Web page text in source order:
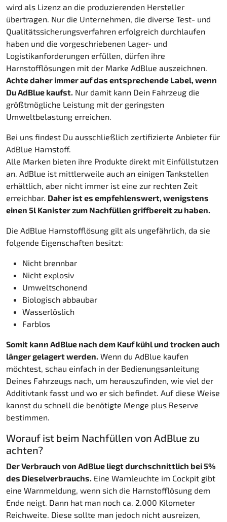
wird als Lizenz an die produzierenden Hersteller
übertragen. Nur die Unternehmen, die diverse Test- und
Qualitätssicherungsverfahren erfolgreich durchlaufen
haben und die vorgeschriebenen Lager- und
Logistikanforderungen erfüllen, dürfen ihre
Harnstofflösungen mit der Marke AdBlue auszeichnen.
Achte daher immer auf das entsprechende Label, wenn
Du AdBlue kaufst. Nur damit kann Dein Fahrzeug die
größtmögliche Leistung mit der geringsten
Umweltbelastung erreichen.
Bei uns findest Du ausschließlich zertifizierte Anbieter für
AdBlue Harnstoff.
Alle Marken bieten ihre Produkte direkt mit Einfüllstutzen
an. AdBlue ist mittlerweile auch an einigen Tankstellen
erhältlich, aber nicht immer ist eine zur rechten Zeit
erreichbar. Daher ist es empfehlenswert, wenigstens
einen 5l Kanister zum Nachfüllen griffbereit zu haben.
Die AdBlue Harnstofflösung gilt als ungefährlich, da sie
folgende Eigenschaften besitzt:
Nicht brennbar
Nicht explosiv
Umweltschonend
Biologisch abbaubar
Wasserlöslich
Farblos
Somit kann AdBlue nach dem Kauf kühl und trocken auch
länger gelagert werden. Wenn du AdBlue kaufen
möchtest, schau einfach in der Bedienungsanleitung
Deines Fahrzeugs nach, um herauszufinden, wie viel der
Additivtank fasst und wo er sich befindet. Auf diese Weise
kannst du schnell die benötigte Menge plus Reserve
bestimmen.
Worauf ist beim Nachfüllen von AdBlue zu
achten?
Der Verbrauch von AdBlue liegt durchschnittlich bei 5%
des Dieselverbrauchs. Eine Warnleuchte im Cockpit gibt
eine Warnmeldung, wenn sich die Harnstofflösung dem
Ende neigt. Dann hat man noch ca. 2.000 Kilometer
Reichweite. Diese sollte man jedoch nicht ausreizen,